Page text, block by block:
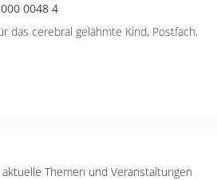
0048 4
das cerebral gelähmte Kind, Postfach,
Themen und Veranstaltungen